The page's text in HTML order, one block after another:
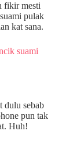
fikir mesti
pulak
kat sana.
suami
dulu sebab
pun tak
Huh!